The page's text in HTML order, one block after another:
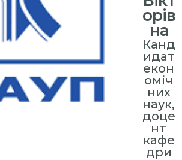
орів
на
Канд
идат
екон
оміч
них
наук,
доце
нт
кафе
дри